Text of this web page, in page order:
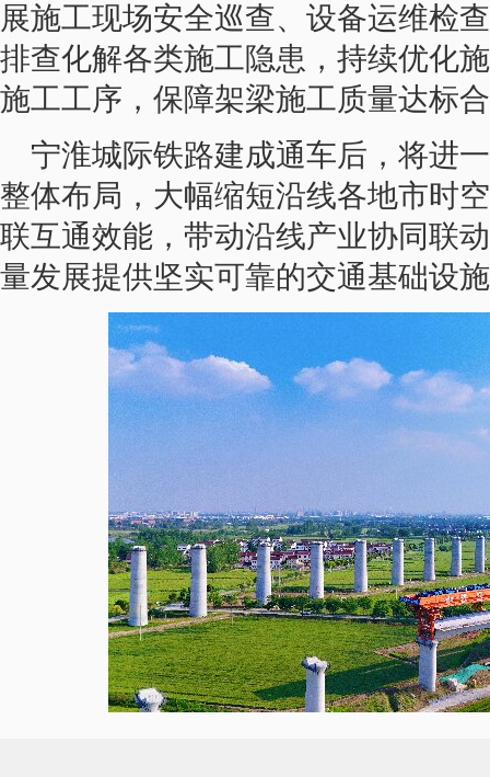
展施工现场安全巡查、设备运维检
排查化解各类施工隐患，持续优化
施工工序，保障架梁施工质量达标
宁淮城际铁路建成通车后，将进
整体布局，大幅缩短沿线各地市时
联互通效能，带动沿线产业协同联
量发展提供坚实可靠的交通基础设